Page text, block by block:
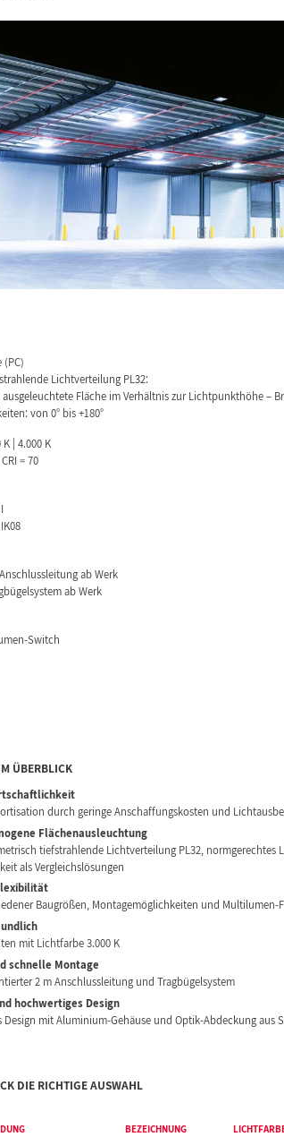
Lichtverteilung PL32:
Fläche im Verhältnis zur Lichtpunkthöhe –
von 0° bis +180°
K | 4.000 K
CRI = 70
IK08
ab Werk
ab Werk
Switch
ÜBERBLICK
durch geringe Anschaffungskosten und
Flächenausleuchtung
tiefstrahlende Lichtverteilung PL32, normgerechtes
als Vergleichslösungen
Baugrößen, Montagemöglichkeiten und
mit Lichtfarbe 3.000 K
schnelle Montage
2 m Anschlussleitung und Tragbügelsystem
hochwertiges Design
Design mit Aluminium-Gehäuse und Optik-Abdeckung aus
DIE RICHTIGE AUSWAHL
BEZEICHNUNG